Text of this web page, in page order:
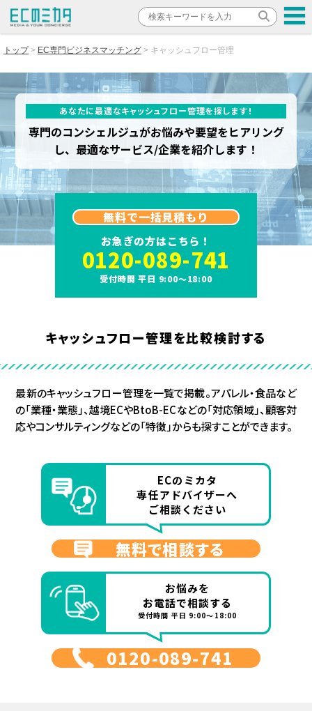
トップ EC専門ビジネスマッチング キャッシュフロー管理
あなたに最適なキャッシュフロー管理を探します！
専門のコンシェルジュがお悩みや要望をヒアリング
し、最適なサービス/企業を紹介します！
無料で一括見積もり
お急ぎの方はこちら！
0120-089-741
受付時間 平日 9:00～18:00
キャッシュフロー管理を比較検討する
最新のキャッシュフロー管理を一覧で掲載。アパレル・食品など
の「業種・業態」、越境ECやBtoB-ECなどの「対応領域」、顧客対
応やコンサルティングなどの「特徴」からも探すことができます。
ECのミカタ
専任アドバイザーへ
ご相談ください
無料で相談する
お悩みを
お電話で相談する
受付時間 平日 9:00～18:00
0120-089-741